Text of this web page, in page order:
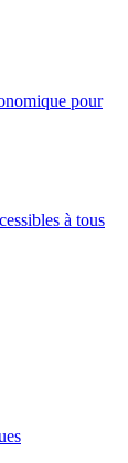
pour
à tous